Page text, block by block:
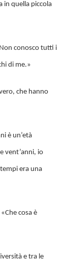
in quella piccola
conosco tutti i
di me.»
che hanno
è un’età
vent’anni, io
era una
cosa è
e tra le